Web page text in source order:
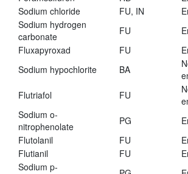
Sodium chloride
FU, IN
Sodium hydrogen
carbonate
FU
Fluxapyroxad
FU
Sodium hypochlorite
BA
Flutriafol
FU
Sodium o-
nitrophenolate
PG
Flutolanil
FU
Flutianil
FU
Sodium p-